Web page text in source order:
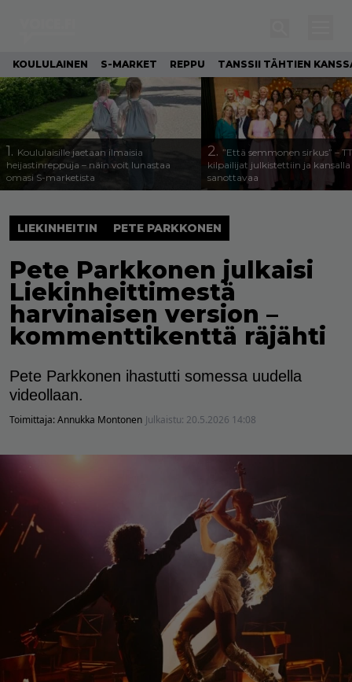
KOULULAINEN S-MARKET REPPU TANSSII TÄHTIEN
1. Koululaisille jaetaan ilmaisia
heijastinreppuja – näin voit lunastaa
omasi S-marketista
2. ”Että semmonen sirkus” –
kilpailijat julkistettiin ja
sanottavaa
LIEKINHEITIN PETE PARKKONEN
Pete Parkkonen julkaisi
Liekinheittimestä
harvinaisen version –
kommenttikenttä räjähti
Pete Parkkonen ihastutti somessa uudella
videollaan.
Toimittaja:Annukka Montonen Julkaistu: 20.5.2026 14:08